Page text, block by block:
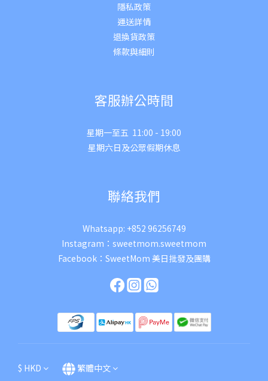
隱私政策
運送詳情
退換貨政策
條款與細則
客服辦公時間
星期一至五 11:00 - 19:00
星期六日及公眾假期休息
聯絡我們
Whatsapp: +852 96256749
Instagram： sweetmom.sweetmom
Facebook： SweetMom 美日批發及團購
$ HKD 繁體中文